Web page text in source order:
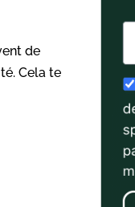
de
Cela te